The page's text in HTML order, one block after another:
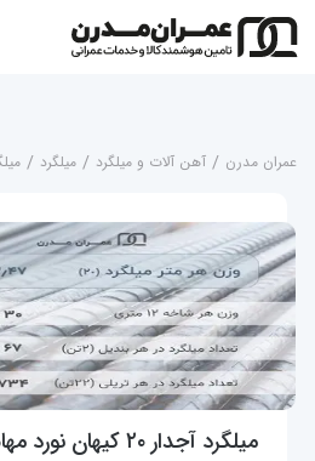
عمران مدرن / آهن آلات و میلگرد / میلگرد /
میلگرد آجدار ۲۰ کیهان نورد مهام ایرانیان